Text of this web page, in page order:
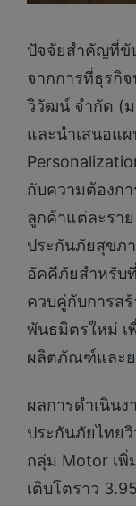
ปัจจัยสำคัญที่ขั
จากการที่ธุรกิ
วิวัฒน์ จำกัด (
และนำเสนอแ
กับความต้องก
ลูกค้าแต่ละรา
ประกันภัยสุขภ
อัคคีภัยสำหรับ
ควบคู่กับการส
พันธมิตรใหม่ เ
ผลิตภัณฑ์และย
ผลการดำเนิน
ประกันภัยไทย
กลุ่ม Motor เ
เติบโตราว